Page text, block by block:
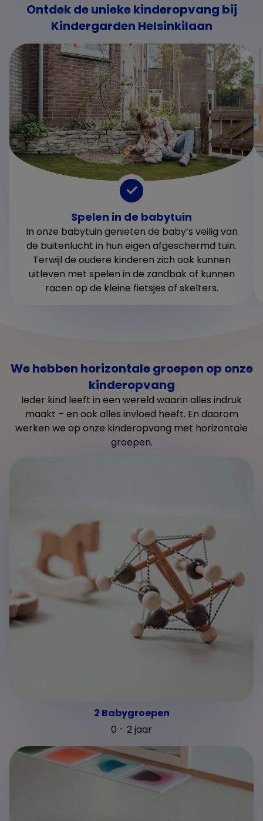
Ontdek de unieke kinderopvang bij
Kindergarden Helsinkilaan
Spelen in de babytuin
In onze babytuin genieten de baby’s veilig van
de buitenlucht in hun eigen afgeschermd tuin.
Terwijl de oudere kinderen zich ook kunnen
uitleven met spelen in de zandbak of kunnen
racen op de kleine fietsjes of skelters.
We hebben horizontale groepen op onze
kinderopvang
Ieder kind leeft in een wereld waarin alles indruk
maakt – en ook alles invloed heeft. En daarom
werken we op onze kinderopvang met horizontale
groepen.
2 Babygroepen
0 - 2 jaar